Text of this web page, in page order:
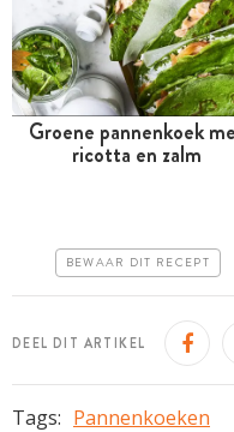
Tussen 30 minuten en 1
Groene pannenkoek
ricotta en zalm
BEWAAR DIT RECEPT
DEEL DIT ARTIKEL
Tags: Pannenkoeken